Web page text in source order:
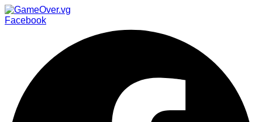
Facebook